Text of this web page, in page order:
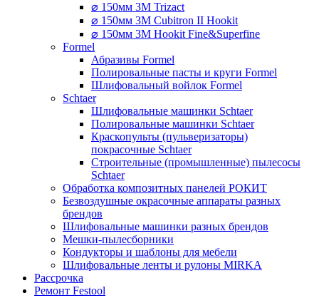
⌀ 150мм 3M Trizact
⌀ 150мм 3M Cubitron II Hookit
⌀ 150мм 3M Hookit Fine&Superfine
Formel
Абразивы Formel
Полировальные пасты и круги Formel
Шлифовальный войлок Formel
Schtaer
Шлифовальные машинки Schtaer
Полировальные машинки Schtaer
Краскопульты (пульверизаторы)
покрасочные Schtaer
Строительные (промышленные) пылесосы
Schtaer
Обработка композитных панелей РОКИТ
Безвоздушные окрасочные аппараты разных
брендов
Шлифовальные машинки разных брендов
Мешки-пылесборники
Кондукторы и шаблоны для мебели
Шлифовальные ленты и рулоны MIRKA
Рассрочка
Ремонт Festool